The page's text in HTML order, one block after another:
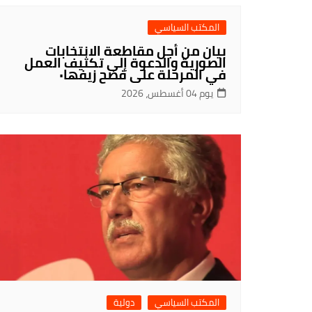
المكتب السياسي
بيان من أجل مقاطعة الانتخابات
الصورية والدعوة إلى تكثيف العمل
في المرحلة على فضح زيفها٠
يوم 04 أغسطس، 2026
المكتب السياسي دولية